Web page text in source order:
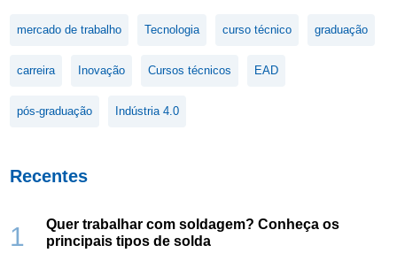
mercado de trabalho Tecnologia curso técnico graduação
carreira Inovação Cursos técnicos EAD
pós-graduação Indústria 4.0
Recentes
1
Quer trabalhar com soldagem? Conheça os
principais tipos de solda